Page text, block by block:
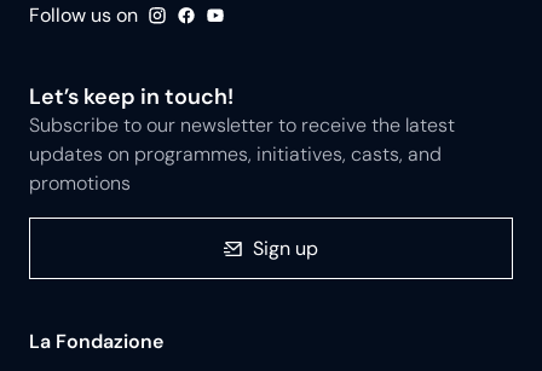
Follow us on
Let’s keep in touch!
Subscribe to our newsletter to receive the latest
updates on programmes, initiatives, casts, and
promotions
Sign up
La Fondazione